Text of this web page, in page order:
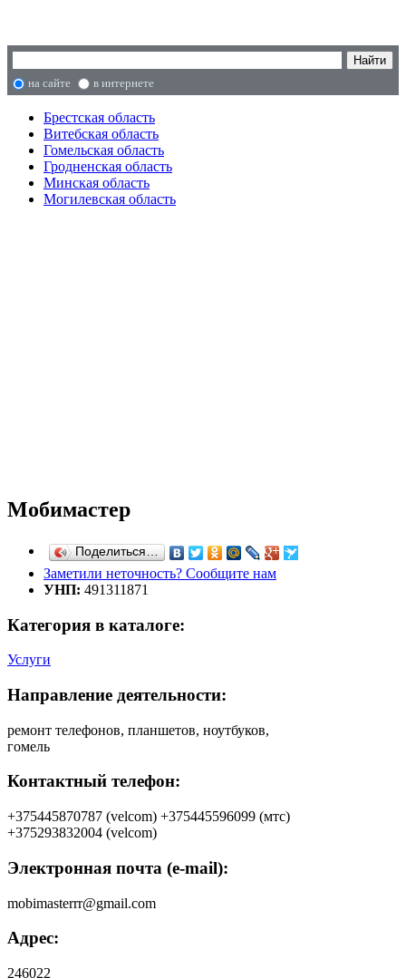
на сайте в интернете
Брестская область
Витебская область
Гомельская область
Гродненская область
Минская область
Могилевская область
Мобимастер
Поделиться…
Заметили неточность? Сообщите нам
УНП: 491311871
Категория в каталоге:
Услуги
Направление деятельности:
ремонт телефонов, планшетов, ноутбуков,
гомель
Контактный телефон:
+375445870787 (velcom) +375445596099 (мтс)
+375293832004 (velcom)
Электронная почта (e-mail):
mobimasterrr@gmail.com
Адрес:
246022